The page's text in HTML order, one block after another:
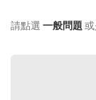
請點選 一般問題